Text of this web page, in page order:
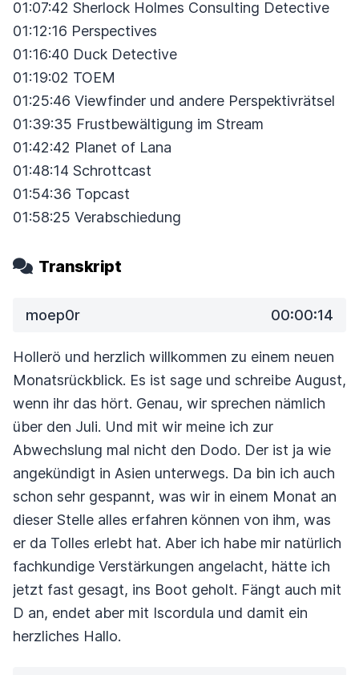
01:07:42 Sherlock Holmes Consulting Detective
01:12:16 Perspectives
01:16:40 Duck Detective
01:19:02 TOEM
01:25:46 Viewfinder und andere Perspektivrätsel
01:39:35 Frustbewältigung im Stream
01:42:42 Planet of Lana
01:48:14 Schrottcast
01:54:36 Topcast
01:58:25 Verabschiedung
Transkript
moep0r 00:00:14
Hollerö und herzlich willkommen zu einem neuen
Monatsrückblick. Es ist sage und schreibe August,
wenn ihr das hört. Genau, wir sprechen nämlich
über den Juli. Und mit wir meine ich zur
Abwechslung mal nicht den Dodo. Der ist ja wie
angekündigt in Asien unterwegs. Da bin ich auch
schon sehr gespannt, was wir in einem Monat an
dieser Stelle alles erfahren können von ihm, was
er da Tolles erlebt hat. Aber ich habe mir natürlich
fachkundige Verstärkungen angelacht, hätte ich
jetzt fast gesagt, ins Boot geholt. Fängt auch mit
D an, endet aber mit Iscordula und damit ein
herzliches Hallo.